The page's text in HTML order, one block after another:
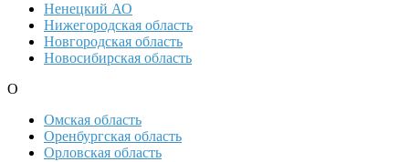
Ненецкий АО
Нижегородская область
Новгородская область
Новосибирская область
О
Омская область
Оренбургская область
Орловская область